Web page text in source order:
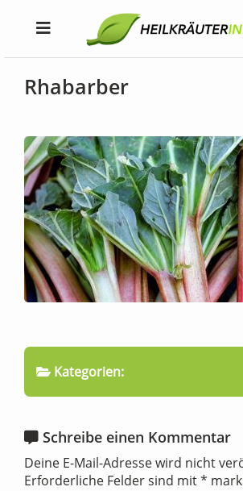
Rhabarber
Kategorien:
Schreibe einen Kommentar
Deine E-Mail-Adresse wird nicht
Erforderliche Felder sind mit*